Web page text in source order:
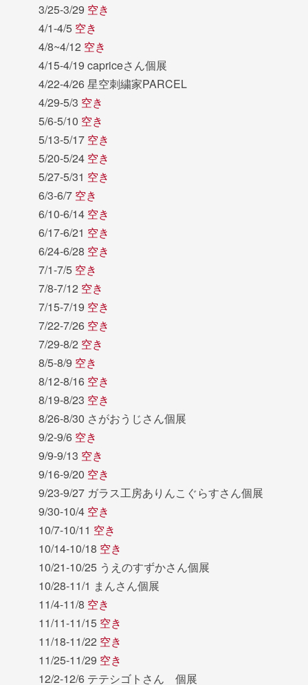
3/25-3/29 空き
4/1-4/5 空き
4/8~4/12 空き
4/15-4/19 capriceさん個展
4/22-4/26 星空刺繍家PARCEL
4/29-5/3 空き
5/6-5/10 空き
5/13-5/17 空き
5/20-5/24 空き
5/27-5/31 空き
6/3-6/7 空き
6/10-6/14 空き
6/17-6/21 空き
6/24-6/28 空き
7/1-7/5 空き
7/8-7/12 空き
7/15-7/19 空き
7/22-7/26 空き
7/29-8/2 空き
8/5-8/9 空き
8/12-8/16 空き
8/19-8/23 空き
8/26-8/30 さがおうじさん個展
9/2-9/6 空き
9/9-9/13 空き
9/16-9/20 空き
9/23-9/27 ガラス工房ありんこぐらすさん個展
9/30-10/4 空き
10/7-10/11 空き
10/14-10/18 空き
10/21-10/25 うえのすずかさん個展
10/28-11/1 まんさん個展
11/4-11/8 空き
11/11-11/15 空き
11/18-11/22 空き
11/25-11/29 空き
12/2-12/6 テテシゴトさん 個展